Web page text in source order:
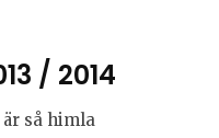
/ 2014
så himla